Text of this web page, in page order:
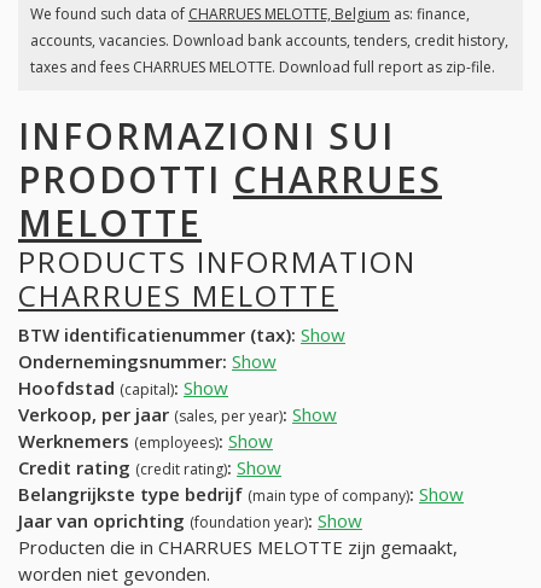
We found such data of CHARRUES MELOTTE, Belgium as: finance,
accounts, vacancies. Download bank accounts, tenders, credit history,
taxes and fees CHARRUES MELOTTE. Download full report as zip-file.
INFORMAZIONI SUI
PRODOTTI CHARRUES
MELOTTE
PRODUCTS INFORMATION
CHARRUES MELOTTE
BTW identificatienummer (tax): Show
Ondernemingsnummer: Show
Hoofdstad (capital): Show
Verkoop, per jaar (sales, per year): Show
Werknemers (employees): Show
Credit rating (credit rating): Show
Belangrijkste type bedrijf (main type of company): Show
Jaar van oprichting (foundation year): Show
Producten die in CHARRUES MELOTTE zijn gemaakt,
worden niet gevonden.